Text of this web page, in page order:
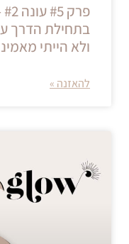
בתחילת הדרך
ולא הייתי
להאזנה »